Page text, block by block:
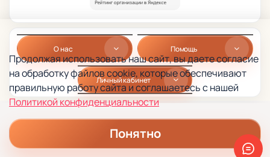
О нас Помощь
Личный кабинет
Продолжая использовать наш сайт, вы даете согласие
на обработку файлов cookie, которые обеспечивают
правильную работу сайта и соглашаетесь с нашей
Политикой конфиденциальности
Понятно